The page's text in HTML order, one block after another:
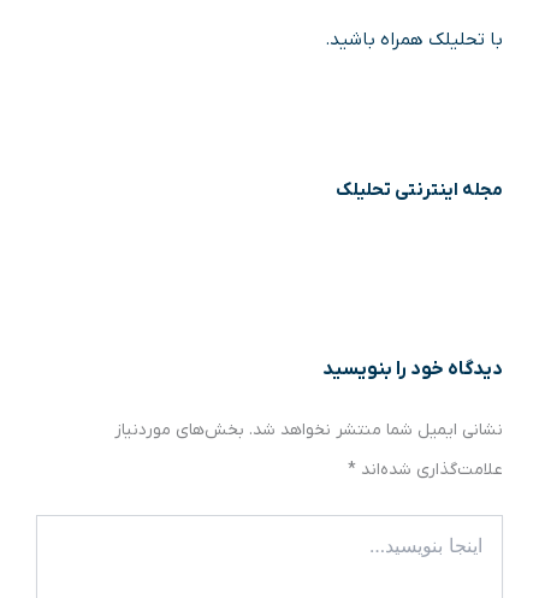
با تحلیلک همراه باشید.
مجله اینترنتی تحلیلک
دیدگاه‌ خود را بنویسید
نشانی ایمیل شما منتشر نخواهد شد. بخش‌های موردنیاز
علامت‌گذاری شده‌اند *
بنویسید…